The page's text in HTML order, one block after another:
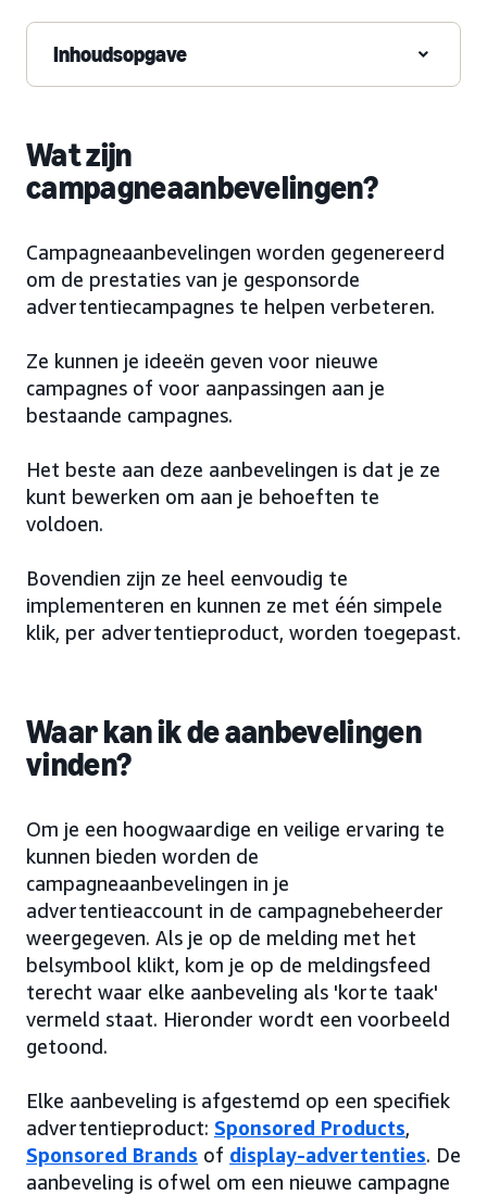
Inhoudsopgave
Wat zijn
campagneaanbevelingen?
Campagneaanbevelingen worden gegenereerd
om de prestaties van je gesponsorde
advertentiecampagnes te helpen verbeteren.
Ze kunnen je ideeën geven voor nieuwe
campagnes of voor aanpassingen aan je
bestaande campagnes.
Het beste aan deze aanbevelingen is dat je ze
kunt bewerken om aan je behoeften te
voldoen.
Bovendien zijn ze heel eenvoudig te
implementeren en kunnen ze met één simpele
klik, per advertentieproduct, worden toegepast.
Waar kan ik de aanbevelingen
vinden?
Om je een hoogwaardige en veilige ervaring te
kunnen bieden worden de
campagneaanbevelingen in je
advertentieaccount in de campagnebeheerder
weergegeven. Als je op de melding met het
belsymbool klikt, kom je op de meldingsfeed
terecht waar elke aanbeveling als 'korte taak'
vermeld staat. Hieronder wordt een voorbeeld
getoond.
Elke aanbeveling is afgestemd op een specifiek
advertentieproduct: Sponsored Products,
Sponsored Brands of display-advertenties. De
aanbeveling is ofwel om een nieuwe campagne